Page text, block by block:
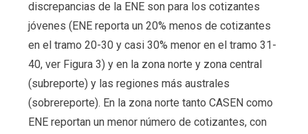
discrepancias de la ENE son para los cotizantes
jóvenes (ENE reporta un 20% menos de cotizantes
en el tramo 20-30 y casi 30% menor en el tramo 31-
40, ver Figura 3) y en la zona norte y zona central
(subreporte) y las regiones más australes
(sobrereporte). En la zona norte tanto CASEN como
ENE reportan un menor número de cotizantes, con